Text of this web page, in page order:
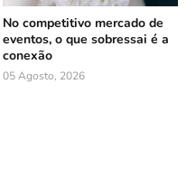
No competitivo mercado de
eventos, o que sobressai é a
conexão
05 Agosto, 2026